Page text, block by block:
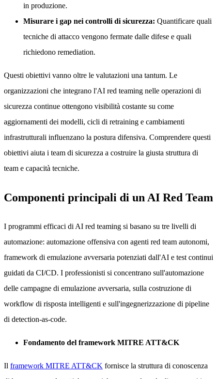
in produzione.
Misurare i gap nei controlli di sicurezza: Quantificare quali
tecniche di attacco vengono fermate dalle difese e quali
richiedono remediation.
Questi obiettivi vanno oltre le valutazioni una tantum. Le
organizzazioni che integrano l'AI red teaming nelle operazioni di
sicurezza continue ottengono visibilità costante su come
aggiornamenti dei modelli, cicli di retraining e cambiamenti
infrastrutturali influenzano la postura difensiva. Comprendere questi
obiettivi aiuta i team di sicurezza a costruire la giusta struttura di
team e capacità tecniche.
Componenti principali di un AI Red Team
I programmi efficaci di AI red teaming si basano su tre livelli di
automazione: automazione offensiva con agenti red team autonomi,
framework di emulazione avversaria potenziati dall'AI e test continui
guidati da CI/CD. I professionisti si concentrano sull'automazione
delle campagne di emulazione avversaria, sulla costruzione di
workflow di risposta intelligenti e sull'ingegnerizzazione di pipeline
di detection-as-code.
Fondamento del framework MITRE ATT&CK
Il framework MITRE ATT&CK fornisce la struttura di conoscenza